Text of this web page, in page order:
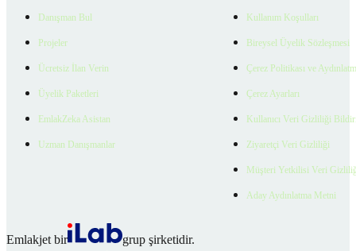
Danışman Bul
Projeler
Ücretsiz İlan Verin
Üyelik Paketleri
EmlakZeka Asistan
Uzman Danışmanlar
Kullanım Koşulları
Bireysel Üyelik Sözleşmesi
Çerez Politikası ve
Çerez Ayarları
Kullanıcı Veri Gizliliği
Ziyaretçi Veri Gizliliği
Müşteri Yetkilisi Veri
Aday Aydınlatma Metni
Emlakjet bir
grup şirketidir.